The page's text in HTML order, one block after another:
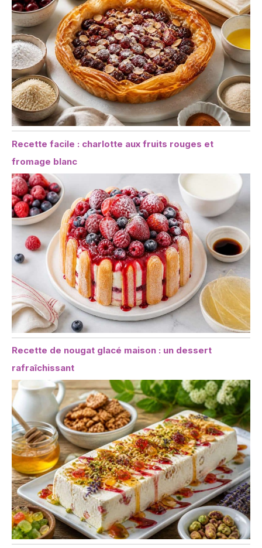
Recette facile : charlotte aux fruits rouges et
fromage blanc
Recette de nougat glacé maison : un dessert
rafraîchissant